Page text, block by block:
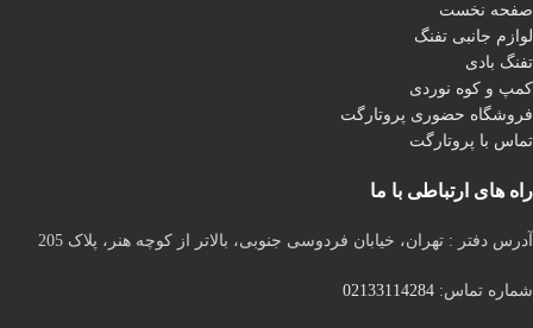
صفحه نخست
لوازم جانبی تفنگ
تفنگ بادی
کمپ و کوه نوردی
فروشگاه حضوری پروتارگت
تماس با پروتارگت
راه های ارتباطی با ما
آدرس دفتر : تهران، خیابان فردوسی جنوبی، بالاتر از کوچه هنر، پلاک 205
شماره تماس: 02133114284